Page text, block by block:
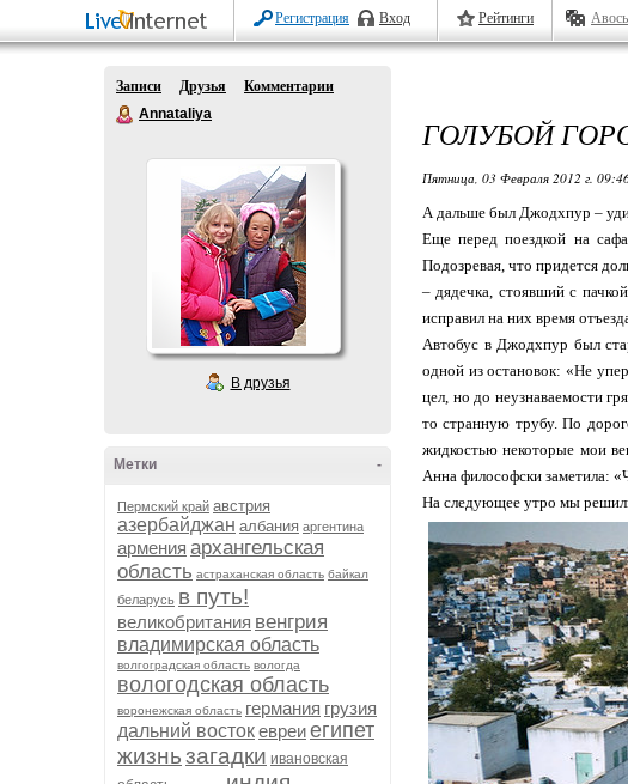
Регистрация Вход Рейтинги Авось
Записи Друзья
Комментарии
Annataliya
В друзья
-
Метки
Пермский край австрия
азербайджан албания аргентина
армения архангельская
область астраханская область байкал
беларусь в путь!
великобритания венгрия
владимирская область
волгоградская область вологда
вологодская область
воронежская область германия грузия
дальний востокевреиегипет
жизньзагадки ивановская
ГОЛУБОЙ
Пятница, 03 Февраля 2012 г.
А дальше был Джодхпур –
Еще перед поездкой на
Подозревая, что придется
– дядечка, стоявший с
исправил на них время
Автобус в Джодхпур был
одной из остановок: «Не
цел, но до неузнаваемости
то странную трубу. По
жидкостью некоторые мои
Анна философски заметила:
На следующее утро мы